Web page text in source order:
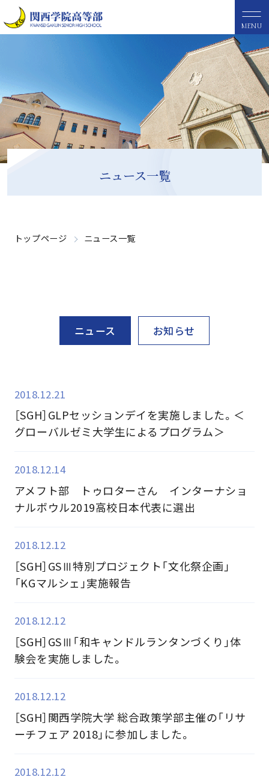
MENU
ニュース一覧
トップページ ニュース一覧
ニュース お知らせ
2018.12.21
［SGH］GLPセッションデイを実施しました。＜
グローバルゼミ大学生によるプログラム＞
2018.12.14
アメフト部 トゥロターさん インターナショ
ナルボウル2019高校日本代表に選出
2018.12.12
［SGH］GSⅢ特別プロジェクト「文化祭企画」
「KGマルシェ」実施報告
2018.12.12
［SGH］GSⅢ「和キャンドルランタンづくり」体
験会を実施しました。
2018.12.12
［SGH］関西学院大学 総合政策学部主催の「リサ
ーチフェア 2018」に参加しました。
2018.12.12